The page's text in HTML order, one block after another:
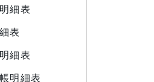
細表
表
細表
明細表